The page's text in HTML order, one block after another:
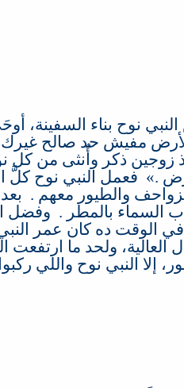
نوح بناء السفينة،
مفيش حد صالح غيرك
زوجين ذكر وأُنثى من كل
.» ‏ فعمل النبي نوح كلَّ
والطيور معهم . ‏
السماء بالمطر . وفضل
في الوقت ده كان عمر
العالية، ولحد ما
إلا النبي نوح واللي